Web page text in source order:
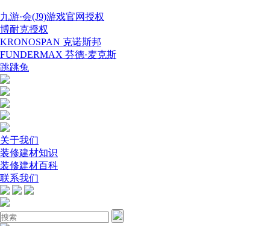
九游·会(J9)游戏官网授权
博耐克授权
KRONOSPAN 克诺斯邦
FUNDERMAX 芬德·麦克斯
跳跳兔
关于我们
装修建材知识
装修建材百科
联系我们